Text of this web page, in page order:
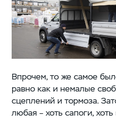
Впрочем, то же самое
равно как и немалые
сцеплений и тормоза.
любая – хоть сапоги,